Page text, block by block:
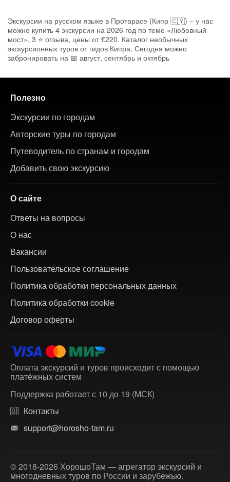
Экскурсии на русском языке в Протарасе (Кипр 🇨🇾) – у нас
можно купить 4 экскурсии на 2026 год по теме «Любовный
мост», 3 ⭐ отзыва, цены от €220. Каталог необычных
экскурсионных туров от гидов Кипра. Сегодня можно
забронировать на 📅 август, сентябрь и октябрь
Полезно
Экскурсии по городам
Авторские туры по городам
Путеводитель по странам и городам
Добавить свою экскурсию
О сайте
Ответы на вопросы
О нас
Вакансии
Пользовательское соглашение
Политика обработки персональных данных
Политика обработки cookie
Договор оферты
Оплата экскурсий и туров происходит с помощью
платёжных систем
Поддержка работает с 10 до 19 (МСК)
Контакты
support@horosho-tam.ru
© 2018-2026 ХорошоТам — агрегатор экскурсий и
многодневных туров по России и зарубежью.